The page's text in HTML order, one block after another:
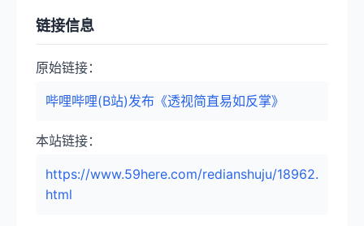
链接信息
原始链接：
哔哩哔哩(B站)发布《透视简直易如反掌》
本站链接：
https://www.59here.com/redianshuju/18962.
html